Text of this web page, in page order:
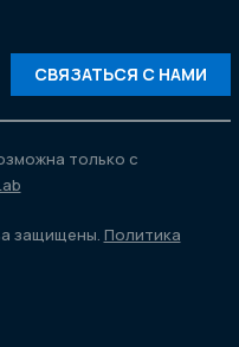
СВЯЗАТЬСЯ С НАМИ
только с
защищены. Политика